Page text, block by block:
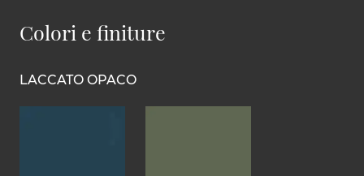
Colori e finiture
LACCATO OPACO